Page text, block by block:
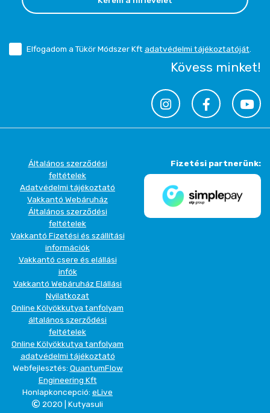
Elfogadom a Tükör Módszer Kftadatvédelmi tájékoztatóját.
Kövess minket!
Általános szerződési
feltételek
Adatvédelmi tájékoztató
Vakkantó Webáruház
Általános szerződési
feltételek
Vakkantó Fizetési és szállítási
információk
Vakkantó csere és elállási
infók
Vakkantó Webáruház Elállási
Nyilatkozat
Online Kölyökkutya tanfolyam
általános szerződési
feltételek
Online Kölyökkutya tanfolyam
adatvédelmi tájékoztató
Webfejlesztés: QuantumFlow
Engineering Kft
Honlapkoncepció: eLive
2020 | Kutyasuli
Fizetési partnerünk: